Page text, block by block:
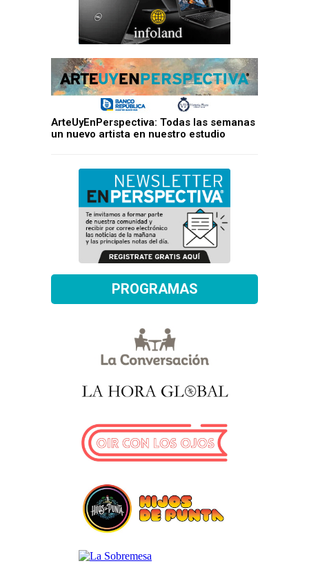
ArteUyEnPerspectiva: Todas las semanas
un nuevo artista en nuestro estudio
PROGRAMAS